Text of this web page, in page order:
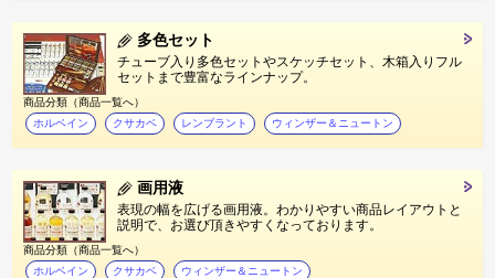
多色セット
チューブ入り多色セットやスケッチセット、木箱入りフル
セットまで豊富なラインナップ。
商品分類（商品一覧へ）
ホルベイン
クサカベ レンブラント ウィンザー＆ニュートン
画用液
表現の幅を広げる画用液。わかりやすい商品レイアウトと
説明で、お選び頂きやすくなっております。
商品分類（商品一覧へ）
ホルベイン
クサカベ ウィンザー＆ニュートン